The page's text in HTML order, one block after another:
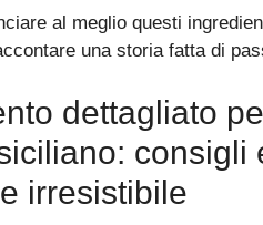
al meglio questi
una storia fatta di
dettagliato
consigli
irresistibile